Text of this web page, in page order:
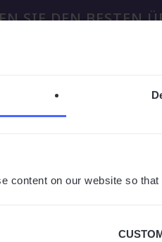
content on our website so
SIE DEN BESTEN